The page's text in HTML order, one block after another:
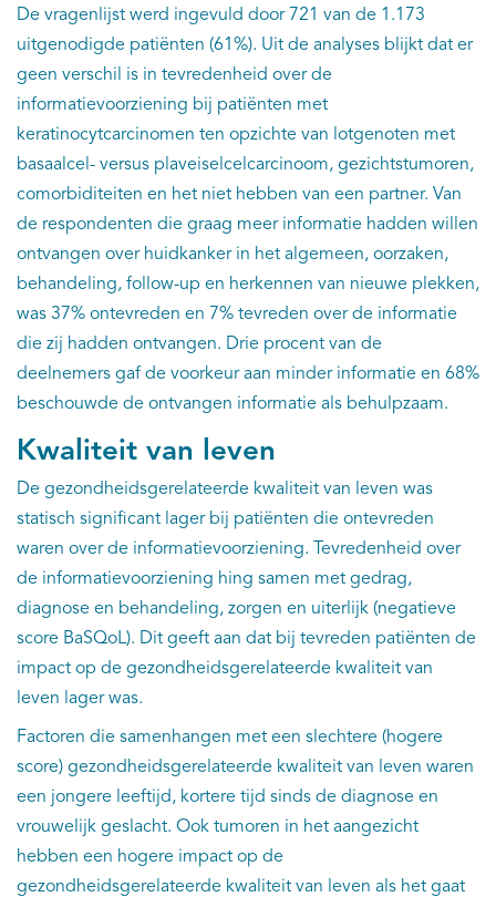
De vragenlijst werd ingevuld door 721 van de 1.173
uitgenodigde patiënten (61%). Uit de analyses blijkt dat er
geen verschil is in tevredenheid over de
informatievoorziening bij patiënten met
keratinocytcarcinomen ten opzichte van lotgenoten met
basaalcel- versus plaveiselcelcarcinoom, gezichtstumoren,
comorbiditeiten en het niet hebben van een partner. Van
de respondenten die graag meer informatie hadden willen
ontvangen over huidkanker in het algemeen, oorzaken,
behandeling, follow-up en herkennen van nieuwe plekken,
was 37% ontevreden en 7% tevreden over de informatie
die zij hadden ontvangen. Drie procent van de
deelnemers gaf de voorkeur aan minder informatie en 68%
beschouwde de ontvangen informatie als behulpzaam.
Kwaliteit van leven
De gezondheidsgerelateerde kwaliteit van leven was
statisch significant lager bij patiënten die ontevreden
waren over de informatievoorziening. Tevredenheid over
de informatievoorziening hing samen met gedrag,
diagnose en behandeling, zorgen en uiterlijk (negatieve
score BaSQoL). Dit geeft aan dat bij tevreden patiënten de
impact op de gezondheidsgerelateerde kwaliteit van
leven lager was.
Factoren die samenhangen met een slechtere (hogere
score) gezondheidsgerelateerde kwaliteit van leven waren
een jongere leeftijd, kortere tijd sinds de diagnose en
vrouwelijk geslacht. Ook tumoren in het aangezicht
hebben een hogere impact op de
gezondheidsgerelateerde kwaliteit van leven als het gaat